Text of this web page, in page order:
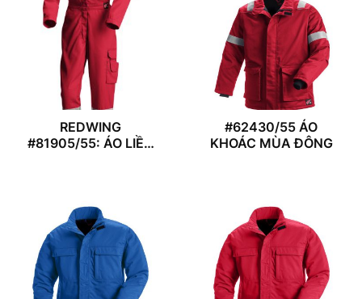
REDWING
#81905/55: ÁO LIỀN
#62430/55 ÁO
KHOÁC MÙA ĐÔNG